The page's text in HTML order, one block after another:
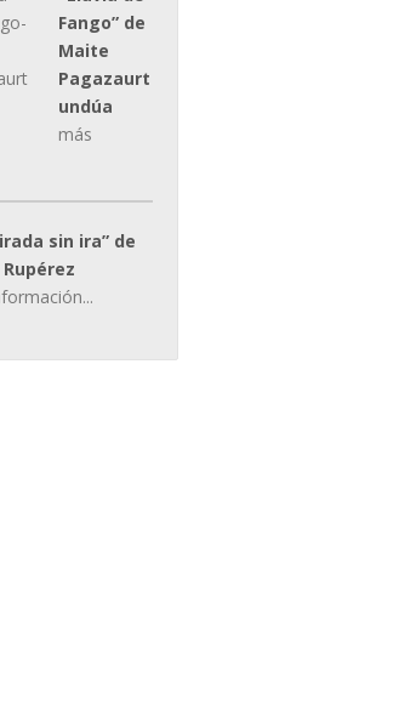
Fango” de
Maite
Pagazaurt
undúa
más
sin ira” de
Rupérez